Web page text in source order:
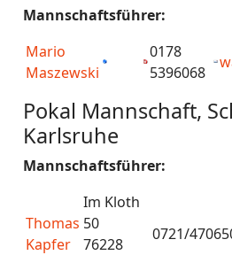
Mannschaftsführer:
Mario
Maszewski
0178
5396068
Pokal Mannschaft,
Karlsruhe
Mannschaftsführer:
Thomas
Kapfer
Im Kloth
50
76228
0721/